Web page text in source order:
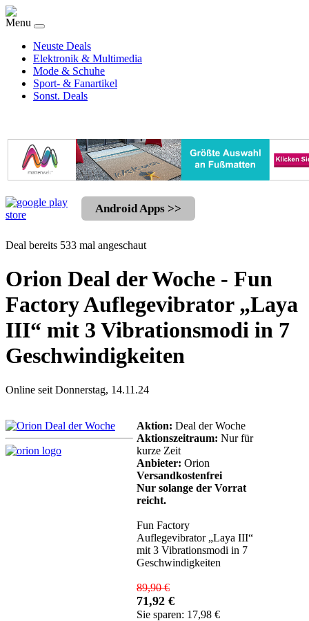
Menu
Neuste Deals
Elektronik & Multimedia
Mode & Schuhe
Sport- & Fanartikel
Sonst. Deals
Android Apps >>
Deal bereits 533 mal angeschaut
Orion Deal der Woche - Fun
Factory Auflegevibrator „Laya
III“ mit 3 Vibrationsmodi in 7
Geschwindigkeiten
Online seit Donnerstag, 14.11.24
Aktion: Deal der Woche
Aktionszeitraum: Nur für
kurze Zeit
Anbieter: Orion
Versandkostenfrei
Nur solange der Vorrat
reicht.
Fun Factory
Auflegevibrator „Laya III“
mit 3 Vibrationsmodi in 7
Geschwindigkeiten
89,90 €
71,92 €
Sie sparen: 17,98 €